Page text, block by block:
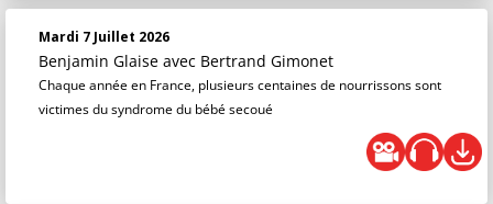
Mardi 7 Juillet 2026
Benjamin Glaise avec Bertrand Gimonet
Chaque année en France, plusieurs centaines de nourrissons sont
victimes du syndrome du bébé secoué